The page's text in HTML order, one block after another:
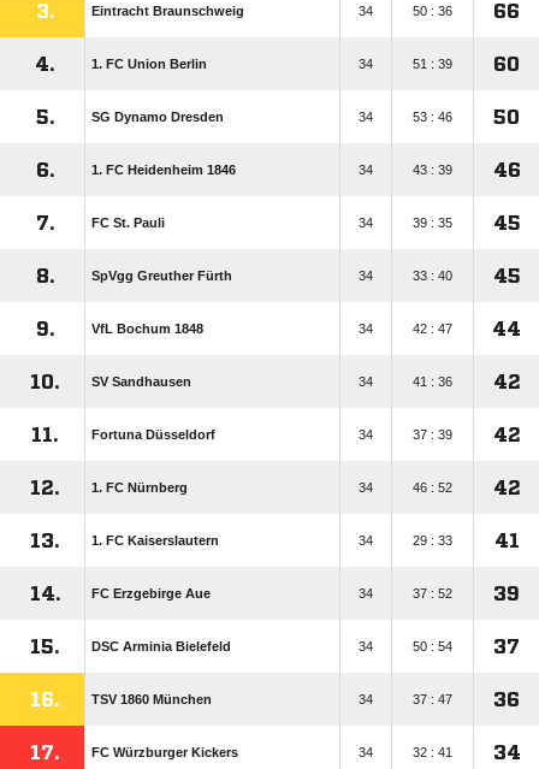
3. Eintracht Braunschweig 34 50 : 36 66
4. 1. FC Union Berlin 34 51 : 39 60
5. SG Dynamo Dresden 34 53 : 46 50
6. 1. FC Heidenheim 1846 34 43 : 39 46
7. FC St. Pauli 34 39 : 35 45
8. SpVgg Greuther Fürth 34 33 : 40 45
9. VfL Bochum 1848 34 42 : 47 44
10. SV Sandhausen 34 41 : 36 42
11. Fortuna Düsseldorf 34 37 : 39 42
12. 1. FC Nürnberg 34 46 : 52 42
13. 1. FC Kaiserslautern 34 29 : 33 41
14. FC Erzgebirge Aue 34 37 : 52 39
15. DSC Arminia Bielefeld 34 50 : 54 37
16. TSV 1860 München 34 37 : 47 36
17. FC Würzburger Kickers 34 32 : 41 34